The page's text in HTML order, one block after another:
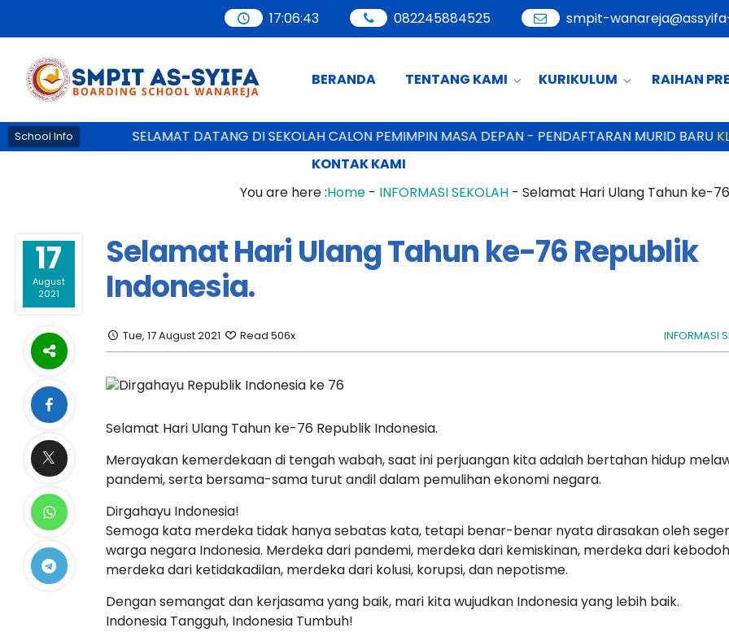
17:06:44 082245884525 smpit-
BERANDA TENTANG KAMI KURIKULUM RAIHAN
KONTAK KAMI
School Info SELAMAT DATANG DI SEKOLAH CALON PEMIMPIN MASA DEPAN - PENDAFTARAN MURID BARUKLIK
You are here :Home- INFORMASI SEKOLAH- Selamat Hari Ulang Tahun ke-
17
August
2021
Selamat Hari Ulang Tahun ke-76 Republik
Indonesia.
Tue, 17 August 2021 Read 506x INFORMASI
Selamat Hari Ulang Tahun ke-76 Republik Indonesia.
Merayakan kemerdekaan di tengah wabah, saat ini perjuangan kita adalah bertahan hidup
pandemi, serta bersama-sama turut andil dalam pemulihan ekonomi negara.
Dirgahayu Indonesia!
Semoga kata merdeka tidak hanya sebatas kata, tetapi benar-benar nyata dirasakan oleh
warga negara Indonesia. Merdeka dari pandemi, merdeka dari kemiskinan, merdeka dari
merdeka dari ketidakadilan, merdeka dari kolusi, korupsi, dan nepotisme.
Dengan semangat dan kerjasama yang baik, mari kita wujudkan Indonesia yang lebih baik.
Indonesia Tangguh, Indonesia Tumbuh!